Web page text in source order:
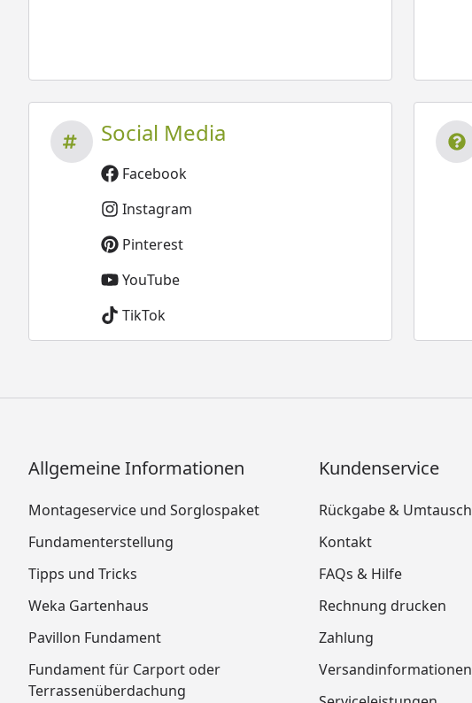
Social Media
Facebook
Instagram
Pinterest
YouTube
TikTok
Allgemeine Informationen
Montageservice und Sorglospaket
Fundamenterstellung
Tipps und Tricks
Weka Gartenhaus
Pavillon Fundament
Fundament für Carport oder
Terrassenüberdachung
Kundenservice
Rückgabe & Umtausch
Kontakt
FAQs & Hilfe
Rechnung drucken
Zahlung
Versandinformationen